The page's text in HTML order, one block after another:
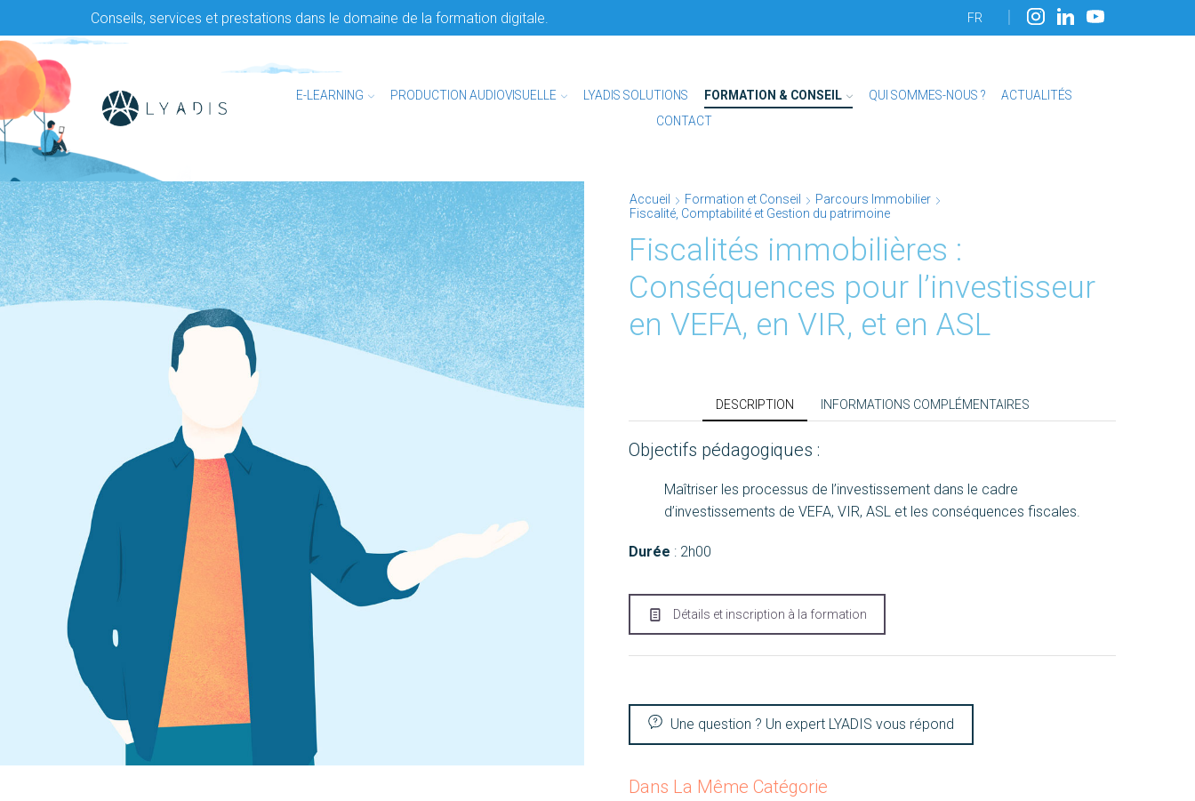
Conseils, services et prestations dans le domaine de la formation digitale. FR
E-LEARNING PRODUCTION AUDIOVISUELLE LYADIS SOLUTIONS FORMATION & CONSEIL QUI SOMMES-NOUS ?
ACTUALITÉS
CONTACT
Accueil Formation et Conseil
Parcours Immobilier
Fiscalité, Comptabilité et Gestion du patrimoine
Fiscalités immobilières :
Conséquences pour l’investisseur
en VEFA, en VIR, et en ASL
DESCRIPTION INFORMATIONS COMPLÉMENTAIRES
Objectifs pédagogiques :
Maîtriser les processus de l’investissement dans le cadre
d’investissements de VEFA, VIR, ASL et les conséquences fiscales.
Durée : 2h00
Détails et inscription à la formation
Une question ? Un expert LYADIS vous répond
Dans La Même Catégorie